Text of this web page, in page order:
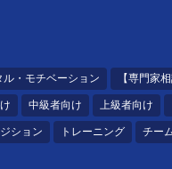
ル・モチベーション 【専門家
中級者向け 上級者向け
ション トレーニング チー